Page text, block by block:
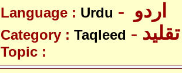
Language : Urdu
Category : Taqleed - تقلید
Topic :